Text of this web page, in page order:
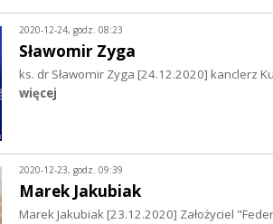
2020-12-24, godz. 08:23
Sławomir Zyga
ks. dr Sławomir Zyga [24.12.2020] kanclerz
więcej
2020-12-23, godz. 09:39
Marek Jakubiak
Marek Jakubiak [23.12.2020] Założyciel